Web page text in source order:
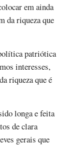
em ainda
da riqueza que
patriótica
interesses,
riqueza que é
longa e feita
de clara
gerais que